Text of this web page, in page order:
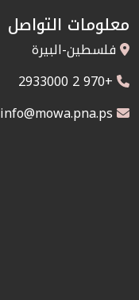
معلومات التواصل
فلسطين-البيرة
+970 2 2933000
info@mowa.pna.ps